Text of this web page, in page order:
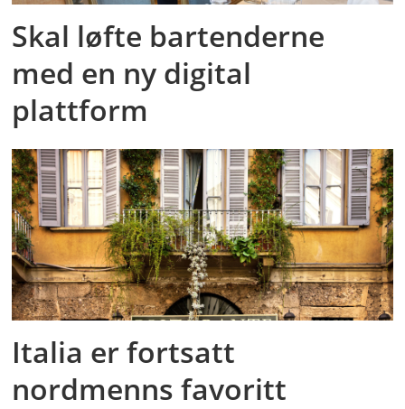
Skal løfte bartenderne
med en ny digital
plattform
Italia er fortsatt
nordmenns favoritt